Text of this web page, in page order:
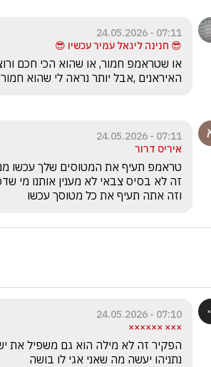
07:11 - 24.05.2026
😎 חנינה ליגאל עמיר עכשיו 😎
האיראנים ,אבל יותר נראה לי שהוא חמור
07:11 - 24.05.2026
איריס דרור
וזה אתה תעיף את כל מטוסך עכשו
07:10 - 24.05.2026
××× ××××××
נתניהו יעשה מה שאני אגי לו בושה